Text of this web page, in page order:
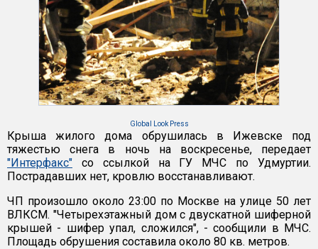
Global Look Press
Крыша жилого дома обрушилась в Ижевске под
тяжестью снега в ночь на воскресенье, передает
"Интерфакс" со ссылкой на ГУ МЧС по Удмуртии.
Пострадавших нет, кровлю восстанавливают.
ЧП произошло около 23:00 по Москве на улице 50 лет
ВЛКСМ. "Четырехэтажный дом с двускатной шиферной
крышей - шифер упал, сложился", - сообщили в МЧС.
Площадь обрушения составила около 80 кв. метров.